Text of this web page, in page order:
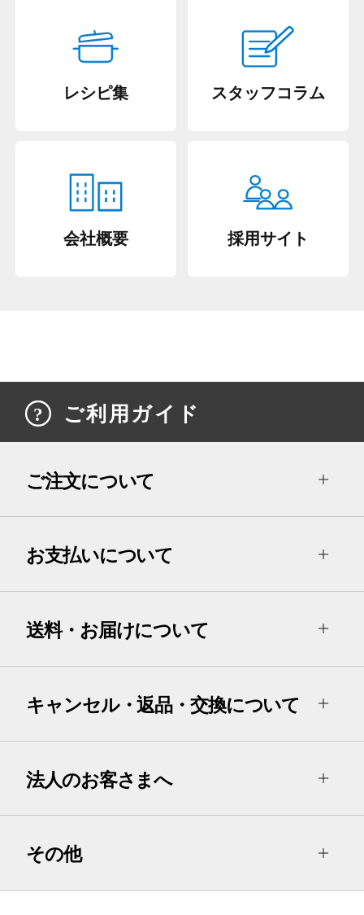
レシピ集 スタッフコラム
会社概要 採用サイト
ご利用ガイド
ご注文について
お支払いについて
送料・お届けについて
キャンセル・返品・交換について
法人のお客さまへ
その他